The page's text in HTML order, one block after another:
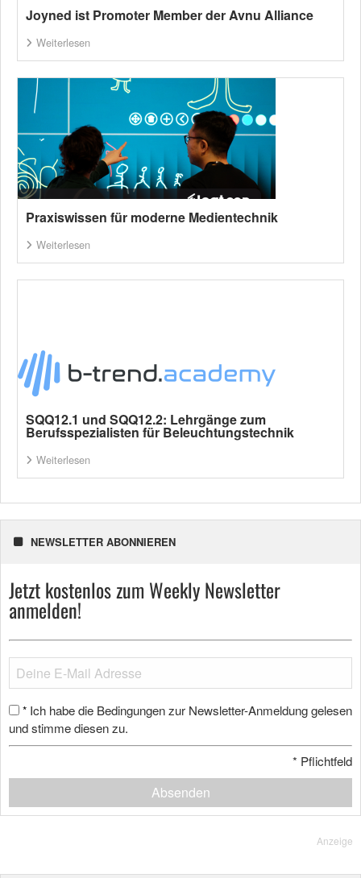
Joyned ist Promoter Member der Avnu Alliance
Weiterlesen
Praxiswissen für moderne Medientechnik
Weiterlesen
SQQ12.1 und SQQ12.2: Lehrgänge zum
Berufsspezialisten für Beleuchtungstechnik
Weiterlesen
NEWSLETTER ABONNIEREN
Jetzt kostenlos zum Weekly Newsletter
anmelden!
* Ich habe die Bedingungen zur Newsletter-Anmeldung gelesen
und stimme diesen zu.
* Pflichtfeld
Absenden
Anzeige